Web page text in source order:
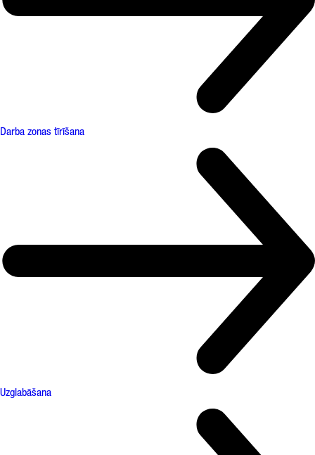
Darba zonas tīrīšana
Uzglabāšana